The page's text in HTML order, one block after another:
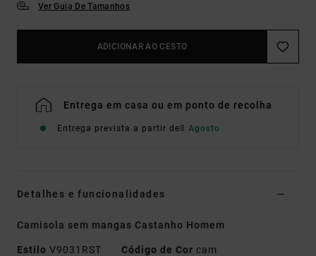
Ver Guia De Tamanhos
ADICIONAR AO CESTO
Entrega em casa ou em ponto de recolha
Entrega prevista a partir de8 Agosto
Detalhes e funcionalidades
Camisola sem mangas Castanho Homem
Estilo V9031RST Código de Cor cam